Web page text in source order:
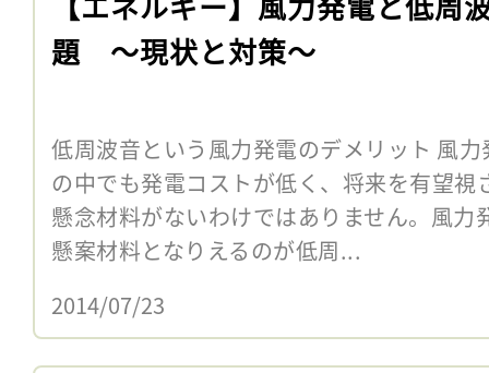
題 〜現状と対策〜
低周波音という風力発電のデメリット 風
の中でも発電コストが低く、将来を有望
懸念材料がないわけではありません。風力
懸案材料となりえるのが低周...
2014/07/23